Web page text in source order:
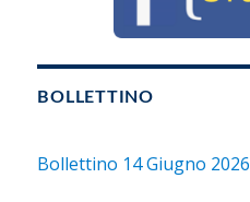
BOLLETTINO
Bollettino 14 Giugno 2026